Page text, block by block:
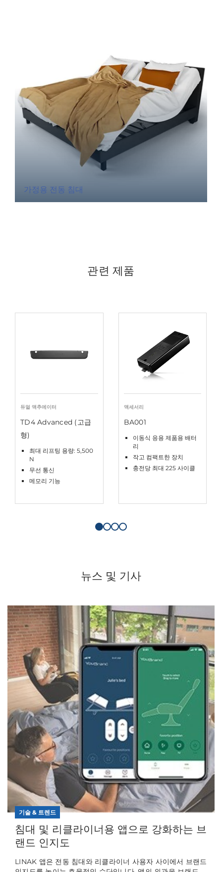
가정용 전동 침대
관련 제품
듀얼 액추에이터
TD4 Advanced (고급
형)
최대 리프팅 용량: 5,500
N
무선 통신
메모리 기능
액세서리
BA001
이동식 응용 제품용 배터
리
작고 컴팩트한 장치
충전당 최대 225 사이클
뉴스 및 기사
기술 & 트렌드
침대 및 리클라이너용 앱으로 강화하는 브
랜드 인지도
LINAK 앱은 전동 침대와 리클라이너 사용자 사이에서 브랜드